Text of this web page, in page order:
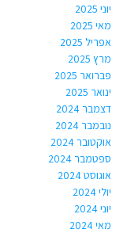
יוני 2025
מאי 2025
אפריל 2025
מרץ 2025
פברואר 2025
ינואר 2025
דצמבר 2024
נובמבר 2024
אוקטובר 2024
ספטמבר 2024
אוגוסט 2024
יולי 2024
יוני 2024
מאי 2024